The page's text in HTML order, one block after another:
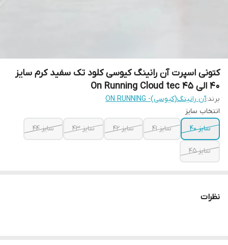
کتونی اسپرت آن رانینگ کیوسی کلود تک سفید کرم سایز
۴۰ الی ۴۵ On Running Cloud tec
برند:آن رانینگ(کیوسی)- ON RUNNING
انتخاب سایز
سایز 40
سایز 41 سایز 42 سایز 43 سایز 44
سایز 45
نظرات